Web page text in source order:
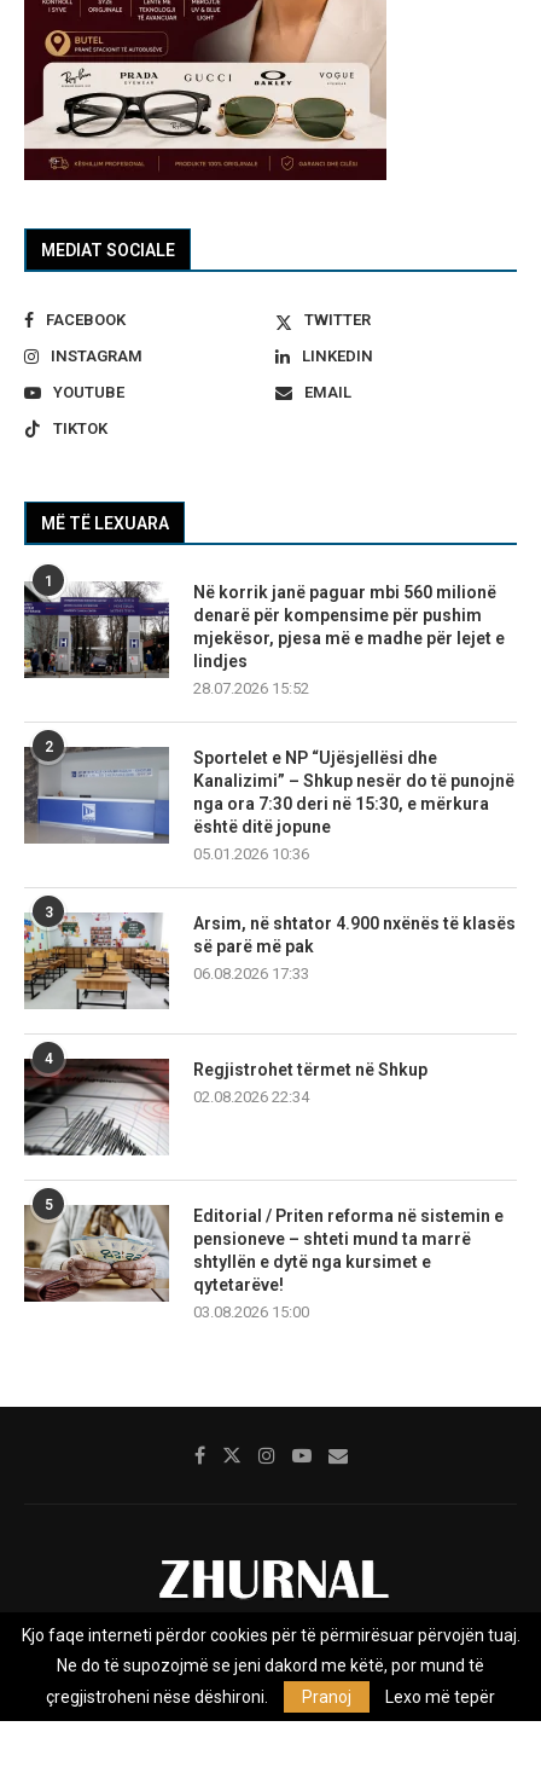
MEDIAT SOCIALE
FACEBOOK
TWITTER
INSTAGRAM
LINKEDIN
YOUTUBE
EMAIL
TIKTOK
MË TË LEXUARA
1
Në korrik janë paguar mbi 560 milionë
denarë për kompensime për pushim
mjekësor, pjesa më e madhe për lejet e
lindjes
28.07.2026 15:52
2
Sportelet e NP “Ujësjellësi dhe
Kanalizimi” – Shkup nesër do të punojnë
nga ora 7:30 deri në 15:30, e mërkura
është ditë jopune
05.01.2026 10:36
3
Arsim, në shtator 4.900 nxënës të klasës
së parë më pak
06.08.2026 17:33
4
Regjistrohet tërmet në Shkup
02.08.2026 22:34
5
Editorial / Priten reforma në sistemin e
pensioneve – shteti mund ta marrë
shtyllën e dytë nga kursimet e
qytetarëve!
03.08.2026 15:00
Rreth nesh Impresumi Marketing
Privacy Policy
Zhurnal.mk është Agjenci e Lajmeve e pavarur, e themeluar në vitin
Kjo faqe interneti përdor cookies për të përmirësuar përvojën tuaj.
Ne do të supozojmë se jeni dakord me këtë, por mund të
çregjistroheni nëse dëshironi.
Pranoj Lexo më tepër